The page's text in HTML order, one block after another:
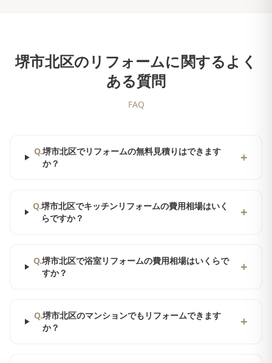
堺市北区のリフォームに関するよく
ある質問
FAQ
Q.堺市北区でリフォームの無料見積りはできます
か？
+
Q.堺市北区でキッチンリフォームの費用相場はいく
らですか？
+
Q.堺市北区で浴室リフォームの費用相場はいくらで
すか？
+
Q.堺市北区のマンションでもリフォームできます
か？
+